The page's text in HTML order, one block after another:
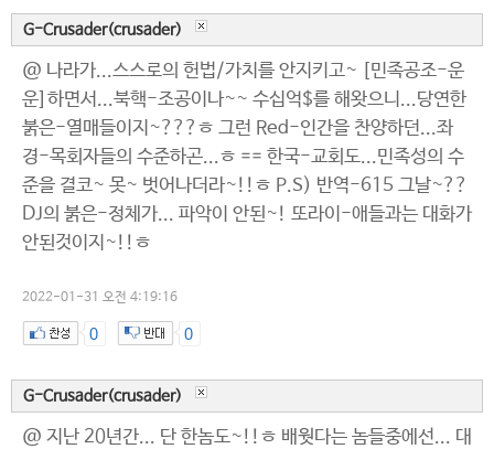
G-Crusader(crusader)
@ 나라가...스스로의 헌법/가치를 안지키고~ [민족공조-운
운]하면서...북핵-조공이나~~ 수십억$를 해왓으니...당연한
붉은-열매들이지~???ㅎ 그런 Red-인간을 찬양하던...좌
경-목회자들의 수준하곤...ㅎ == 한국-교회도...민족성의 수
준을 결코~ 못~ 벗어나더라~!!ㅎ P.S) 반역-615 그날~??
DJ의 붉은-정체가... 파악이 안된~! 또라이-애들과는 대화가
안된것이지~!!ㅎ
2022-01-31 오전 4:19:16
0 0
G-Crusader(crusader)
@ 지난 20년간... 단 한놈도~!!ㅎ 배웟다는 놈들중에선... 대